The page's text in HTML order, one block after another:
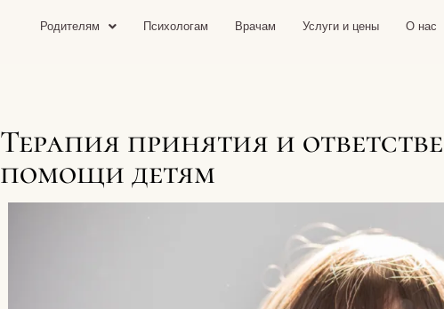
Родителям Психологам Врачам Услуги и цены О нас
Терапия принятия и
помощи детям